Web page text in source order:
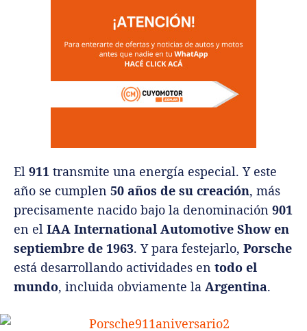
El 911 transmite una energía especial. Y este
año se cumplen 50 años de su creación, más
precisamente nacido bajo la denominación 901
en el IAA International Automotive Show en
septiembre de 1963. Y para festejarlo, Porsche
está desarrollando actividades en todo el
mundo, incluida obviamente la Argentina.